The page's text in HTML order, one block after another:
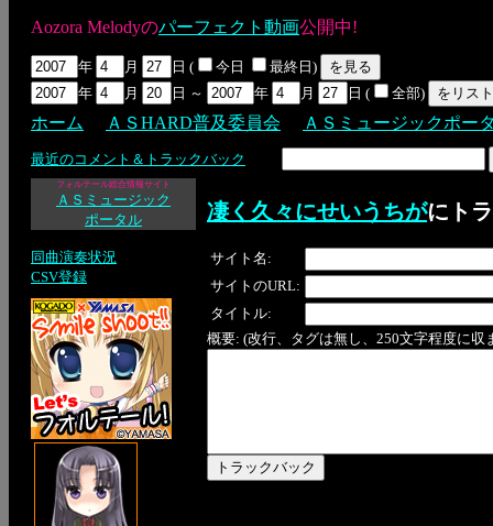
Aozora Melodyのパーフェクト動画公開中!
年 月 日 ( 今日
最終日)
年
月 日 ～ 年 月 日 ( 全部)
ホーム ＡＳHARD普及委員会 ＡＳミュージックポー
最近のコメント＆トラックバック
フォルテール総合情報サイト
ＡＳミュージック
ポータル
同曲演奏状況
CSV登録
凄く久々にせいうちがにト
サイト名:
サイトのURL:
タイトル:
概要: (改行、タグは無し、250文字程度に収